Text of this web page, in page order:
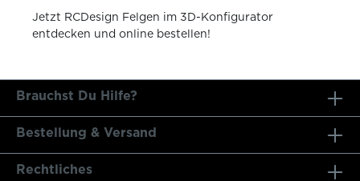
Jetzt RCDesign Felgen im 3D-Konfigurator
entdecken und online bestellen!
Brauchst Du Hilfe?
Bestellung & Versand
Rechtliches